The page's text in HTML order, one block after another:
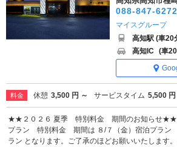
088-847-6272
マイスグループ
高知駅 (車20
高知IC (車
料金 休憩 3,500 円 ～ サービスタイム 5,500 円
★★２０２６ 夏季 特別料金 期間のお知らせ
プラン 特別料金 期間は ８/７（金）宿泊プラ
ラン となります。ご了承のほどお願いいたします